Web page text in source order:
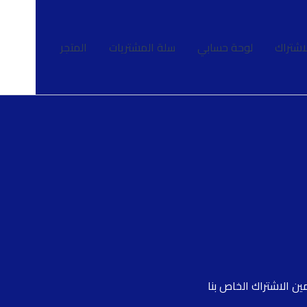
لوحة حسابي سلة المشتريات المتجر
الاشتراك الخاص بنا